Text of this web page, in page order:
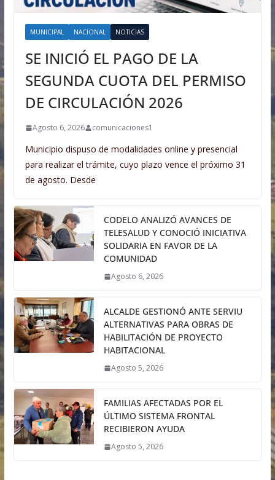
MUNICIPAL NACIONAL NOTICIAS
SE INICIÓ EL PAGO DE LA
SEGUNDA CUOTA DEL PERMISO
DE CIRCULACIÓN 2026
Agosto 6, 2026 comunicaciones1
Municipio dispuso de modalidades online y presencial
para realizar el trámite, cuyo plazo vence el próximo 31
de agosto. Desde
CODELO ANALIZÓ AVANCES DE
TELESALUD Y CONOCIÓ INICIATIVA
SOLIDARIA EN FAVOR DE LA
COMUNIDAD
Agosto 6, 2026
ALCALDE GESTIONÓ ANTE SERVIU
ALTERNATIVAS PARA OBRAS DE
HABILITACIÓN DE PROYECTO
HABITACIONAL
Agosto 5, 2026
FAMILIAS AFECTADAS POR EL
ÚLTIMO SISTEMA FRONTAL
RECIBIERON AYUDA
Agosto 5, 2026